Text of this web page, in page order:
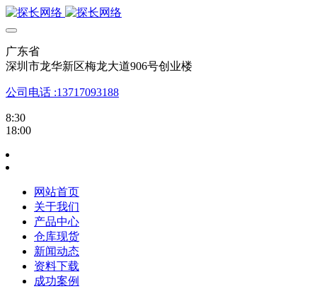
广东省
深圳市龙华新区梅龙大道906号创业楼
公司电话 :13717093188
8:30
18:00
网站首页
关于我们
产品中心
仓库现货
新闻动态
资料下载
成功案例